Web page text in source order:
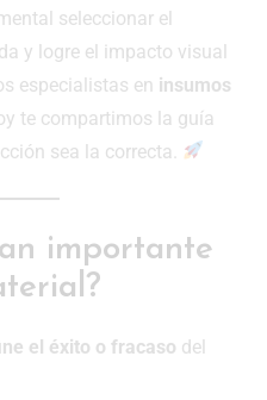
seleccionar el
y logre el impacto visual
especialistas en insumos
te compartimos la guía
sea la correcta.
importante
el éxito o fracaso del